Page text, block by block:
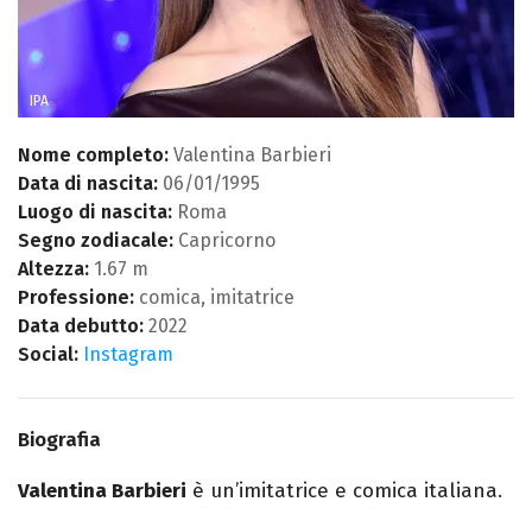
IPA
Nome completo: Valentina Barbieri
Data di nascita: 06/01/1995
Luogo di nascita: Roma
Segno zodiacale: Capricorno
Altezza: 1.67 m
Professione: comica, imitatrice
Data debutto: 2022
Social: Instagram
Biografia
Valentina Barbieri è un’imitatrice e comica italiana.